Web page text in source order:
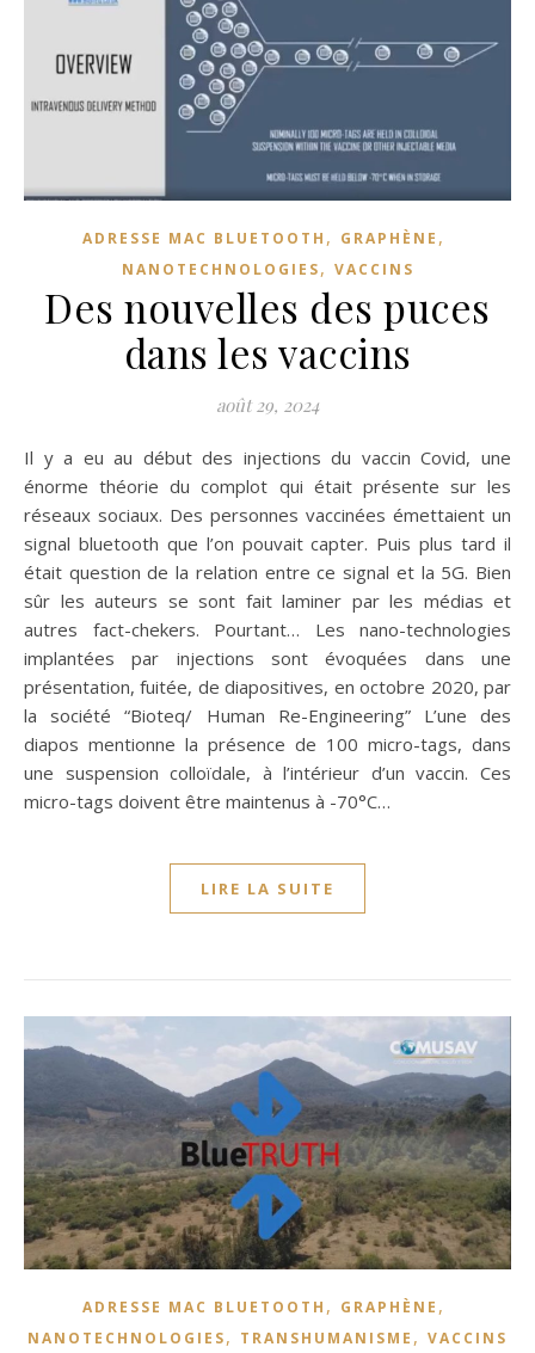
ADRESSE MAC BLUETOOTH , GRAPHÈNE ,
NANOTECHNOLOGIES, VACCINS
Des nouvelles des puces
dans les vaccins
août 29, 2024
Il y a eu au début des injections du vaccin Covid, une
énorme théorie du complot qui était présente sur les
réseaux sociaux. Des personnes vaccinées émettaient un
signal bluetooth que l’on pouvait capter. Puis plus tard il
était question de la relation entre ce signal et la 5G. Bien
sûr les auteurs se sont fait laminer par les médias et
autres fact-chekers. Pourtant… Les nano-technologies
implantées par injections sont évoquées dans une
présentation, fuitée, de diapositives, en octobre 2020, par
la société “Bioteq/ Human Re-Engineering” L’une des
diapos mentionne la présence de 100 micro-tags, dans
une suspension colloïdale, à l’intérieur d’un vaccin. Ces
micro-tags doivent être maintenus à -70°C…
LIRE LA SUITE
ADRESSE MAC BLUETOOTH , GRAPHÈNE ,
NANOTECHNOLOGIES, TRANSHUMANISME , VACCINS